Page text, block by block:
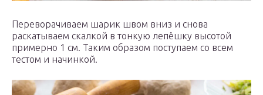
Переворачиваем шарик швом вниз и снова
раскатываем скалкой в тонкую лепёшку высотой
примерно 1 см. Таким образом поступаем со всем
тестом и начинкой.